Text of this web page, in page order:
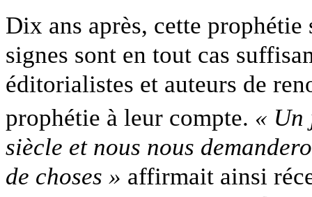
Dix ans après, cette
signes sont en tout cas
éditorialistes et auteurs de
prophétie à leur compte. « Un
siècle et nous nous
de choses » affirmait ainsi